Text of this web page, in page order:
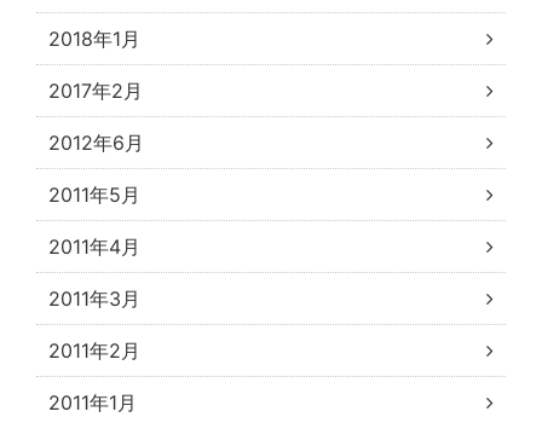
2018年1月
2017年2月
2012年6月
2011年5月
2011年4月
2011年3月
2011年2月
2011年1月